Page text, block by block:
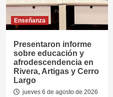
Enseñanza
Presentaron informe
sobre educación y
afrodescendencia en
Rivera, Artigas y Cerro
Largo
jueves 6 de agosto de 2026